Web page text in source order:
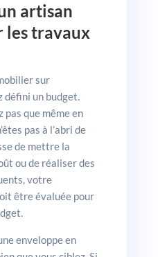
artisan
les travaux
sur
défini un budget.
pas que même en
pas à l’abri de
de mettre la
ou de réaliser des
votre
être évaluée pour
enveloppe en